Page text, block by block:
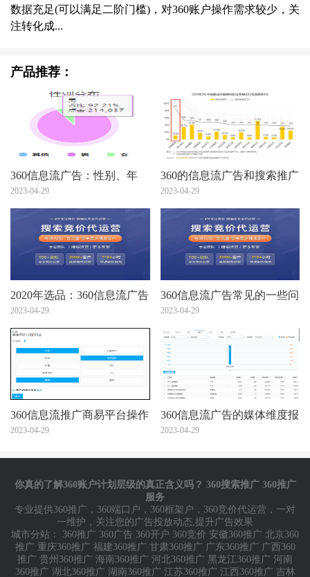
数据充足(可以满足二阶门槛)，对360账户操作需求较少，关
注转化成...
产品推荐：
360信息流广告：性别、年
龄、地域，你真的会设么？
2023-04-29
360的信息流广告和搜索推广
简单的介绍您看看！
2023-04-29
2020年选品：360信息流广告
投放趋势看出12个潜力爆
款！
2023-04-29
360信息流广告常见的一些问
题
2023-04-29
360信息流推广商易平台操作
说明
2023-04-29
360信息流广告的媒体维度报
表
2023-04-29
你真的了解360账户计划层级的真正含义吗？ 360搜索推广 360推广
服务
专业提供360推广 ， 360端口户 ， 360框架户 ， 360竞价代运营 ，一对
一维护，关注您的广告投放动态,提升广告效果
城市分站： 360推广 360广告 360开户 360竞价 安徽360推广 北京360
推广 重庆360推广 福建360推广 甘肃360推广 广东360推广 广西360
推广 贵州360推广 海南360推广 河北360推广 黑龙江360推广 河南
360推广 湖北360推广 湖南360推广 江苏360推广 江西360推广 吉林